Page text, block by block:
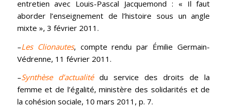
entretien avec Louis-Pascal Jacquemond : « Il faut
aborder l’enseignement de l’histoire sous un angle
mixte », 3 février 2011.
–Les Clionautes, compte rendu par Émilie Germain-
Védrenne, 11 février 2011.
–Synthèse d’actualité du service des droits de la
femme et de l’égalité, ministère des solidarités et de
la cohésion sociale, 10 mars 2011, p. 7.